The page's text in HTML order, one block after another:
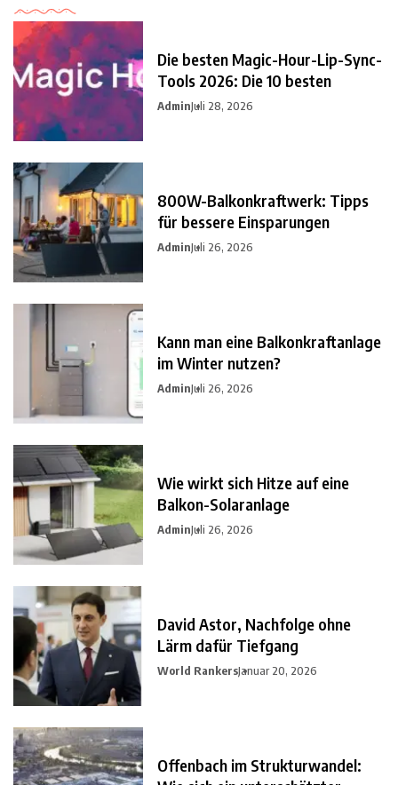
Die besten Magic-Hour-Lip-Sync-
Tools 2026: Die 10 besten
AdminJuli 28, 2026
800W-Balkonkraftwerk: Tipps
für bessere Einsparungen
AdminJuli 26, 2026
Kann man eine Balkonkraftanlage
im Winter nutzen?
AdminJuli 26, 2026
Wie wirkt sich Hitze auf eine
Balkon-Solaranlage
AdminJuli 26, 2026
David Astor, Nachfolge ohne
Lärm dafür Tiefgang
World RankersJanuar 20, 2026
Offenbach im Strukturwandel: